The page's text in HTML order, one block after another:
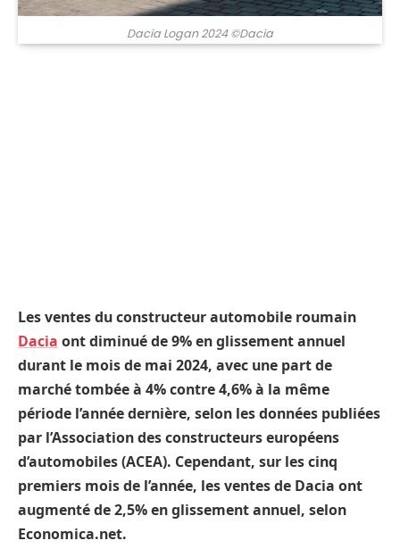
Dacia Logan 2024 ©Dacia
Les ventes du constructeur automobile roumain
Dacia ont diminué de 9% en glissement annuel
durant le mois de mai 2024, avec une part de
marché tombée à 4% contre 4,6% à la même
période l’année dernière, selon les données publiées
par l’Association des constructeurs européens
d’automobiles (ACEA). Cependant, sur les cinq
premiers mois de l’année, les ventes de Dacia ont
augmenté de 2,5% en glissement annuel, selon
Economica.net.